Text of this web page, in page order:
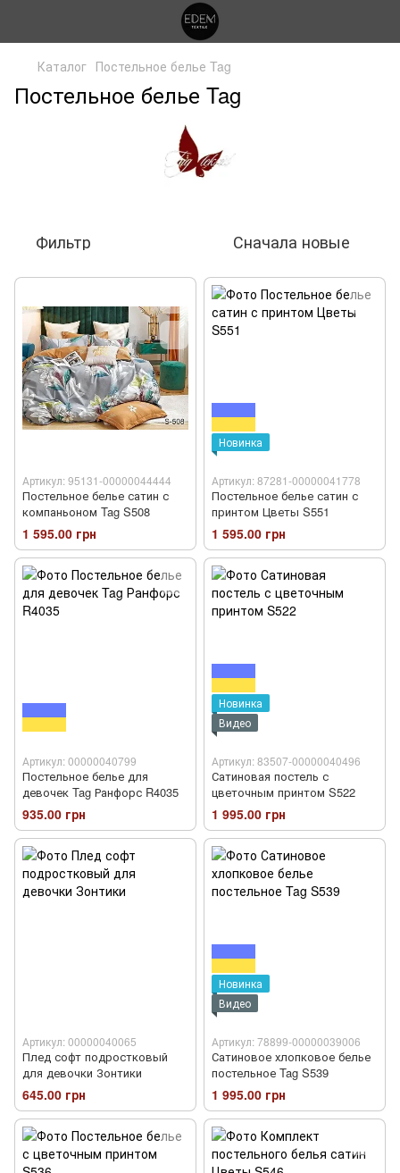
Каталог Постельное белье Tag
Постельное белье Tag
Фильтр Сначала новые
Артикул: 95131-00000044444
Постельное белье сатин с
компаньоном Tag S508
1 595.00 грн
Новинка
Артикул: 87281-00000041778
Постельное белье сатин с
принтом Цветы S551
1 595.00 грн
Артикул: 00000040799
Постельное белье для
девочек Tag Ранфорс R4035
935.00 грн
Новинка
Видео
Артикул: 83507-00000040496
Сатиновая постель с
цветочным принтом S522
1 995.00 грн
Артикул: 00000040065
Плед софт подростковый
для девочки Зонтики
645.00 грн
Новинка
Видео
Артикул: 78899-00000039006
Сатиновое хлопковое белье
постельное Tag S539
1 995.00 грн